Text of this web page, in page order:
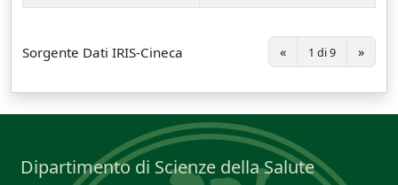
Sorgente Dati IRIS-Cineca « 1 di 9 »
Dipartimento di Scienze della Salute